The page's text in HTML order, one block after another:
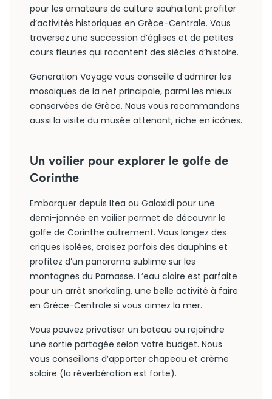
pour les amateurs de culture souhaitant profiter
d’activités historiques en Grèce-Centrale. Vous
traversez une succession d’églises et de petites
cours fleuries qui racontent des siècles d’histoire.
Generation Voyage vous conseille d’admirer les
mosaïques de la nef principale, parmi les mieux
conservées de Grèce. Nous vous recommandons
aussi la visite du musée attenant, riche en icônes.
Un voilier pour explorer le golfe de
Corinthe
Embarquer depuis Itea ou Galaxidi pour une
demi-jonnée en voilier permet de découvrir le
golfe de Corinthe autrement. Vous longez des
criques isolées, croisez parfois des dauphins et
profitez d’un panorama sublime sur les
montagnes du Parnasse. L’eau claire est parfaite
pour un arrêt snorkeling, une belle activité à faire
en Grèce-Centrale si vous aimez la mer.
Vous pouvez privatiser un bateau ou rejoindre
une sortie partagée selon votre budget. Nous
vous conseillons d’apporter chapeau et crème
solaire (la réverbération est forte).